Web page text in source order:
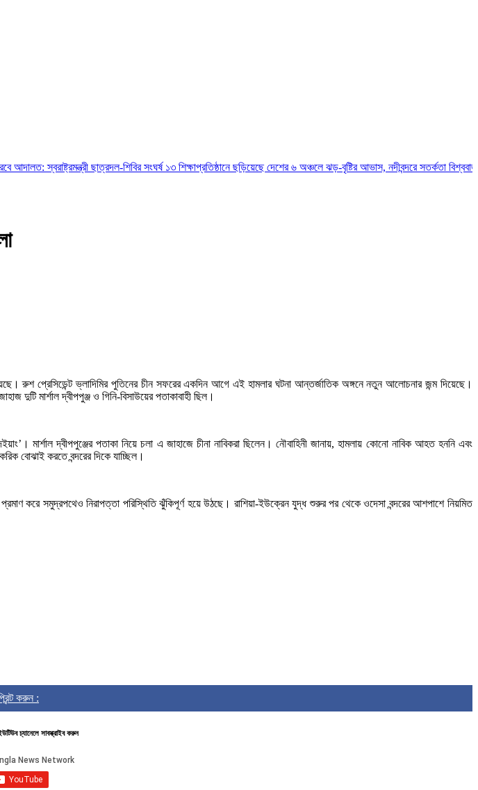
ছাত্রদল-শিবির সংঘর্ষ ১৩ শিক্ষাপ্রতিষ্ঠানে ছড়িয়েছেদেশের ৬ অঞ্চলে ঝড়-বৃষ্টির আভাস, নদীবন্দরে সতর্কতাবিশ্ববাজারে টানা
রুশ প্রেসিডেন্ট ভ্লাদিমির পুতিনের চীন সফরের একদিন আগে এই হামলার ঘটনা আন্তর্জাতিক অঙ্গনে নতুন আলোচনার জন্ম দিয়েছে।
দুটি মার্শাল দ্বীপপুঞ্জ ও গিনি-বিসাউয়ের পতাকাবাহী ছিল।
মার্শাল দ্বীপপুঞ্জের পতাকা নিয়ে চলা এ জাহাজে চীনা নাবিকরা ছিলেন। নৌবাহিনী জানায়, হামলায় কোনো নাবিক আহত হননি এবং
বোঝাই করতে বন্দরের দিকে যাচ্ছিল।
করে সমুদ্রপথেও নিরাপত্তা পরিস্থিতি ঝুঁকিপূর্ণ হয়ে উঠছে। রাশিয়া-ইউক্রেন যুদ্ধ শুরুর পর থেকে ওদেসা বন্দরের আশপাশে নিয়মিত
করুন :
চ্যানেলে সাবস্ক্রাইব করুন